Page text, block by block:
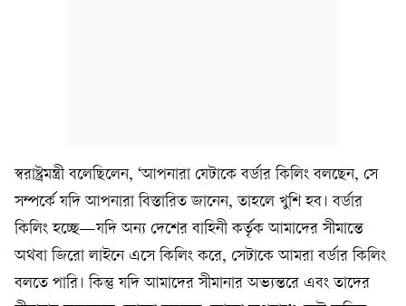
স্বরাষ্ট্রমন্ত্রী বলেছিলেন, ‘আপনারা যেটাকে বর্ডার কিলিং বলছেন, সে
সম্পর্কে যদি আপনারা বিস্তারিত জানেন, তাহলে খুশি হব। বর্ডার
কিলিং হচ্ছে—যদি অন্য দেশের বাহিনী কর্তৃক আমাদের সীমান্তে
অথবা জিরো লাইনে এসে কিলিং করে, সেটাকে আমরা বর্ডার কিলিং
বলতে পারি। কিন্তু যদি আমাদের সীমানার অভ্যন্তরে এবং তাদের